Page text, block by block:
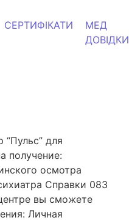
СЕРТИФІКАТИ
МЕД
ДОВІДКИ
для
получение:
осмотра
Справки 083
вы сможете
Личная